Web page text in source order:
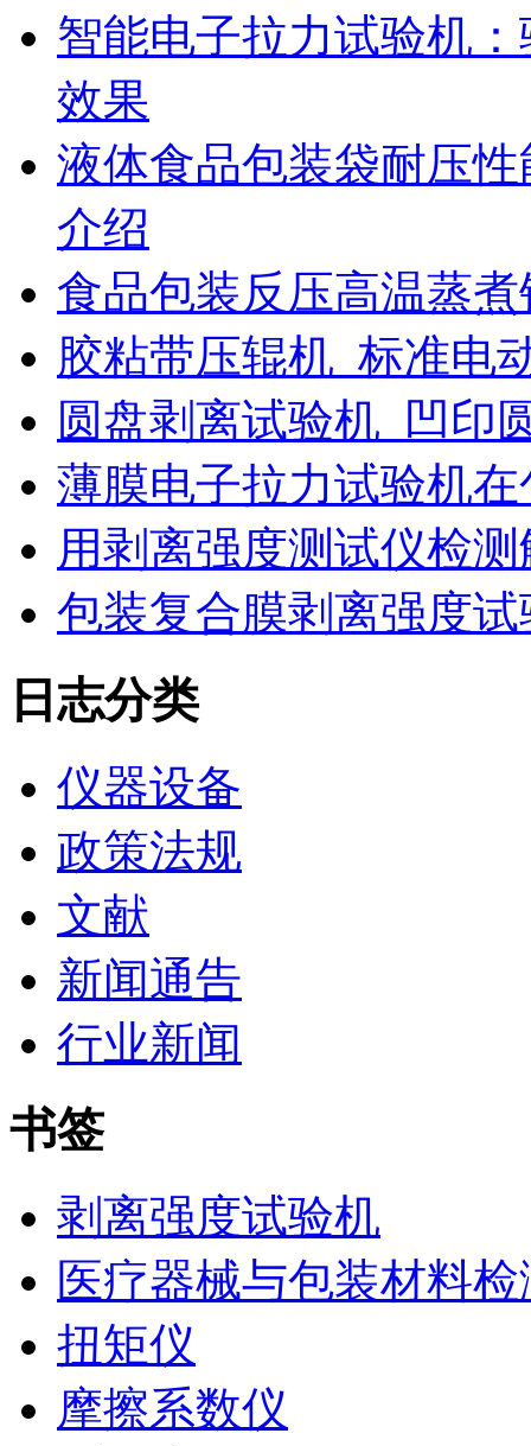
智能电子拉力试验机
效果
液体食品包装袋耐压
介绍
食品包装反压高温蒸
胶粘带压辊机_标准电
圆盘剥离试验机_凹印
薄膜电子拉力试验机
用剥离强度测试仪检
包装复合膜剥离强度
日志分类
仪器设备
政策法规
文献
新闻通告
行业新闻
书签
剥离强度试验机
医疗器械与包装材料检
扭矩仪
摩擦系数仪